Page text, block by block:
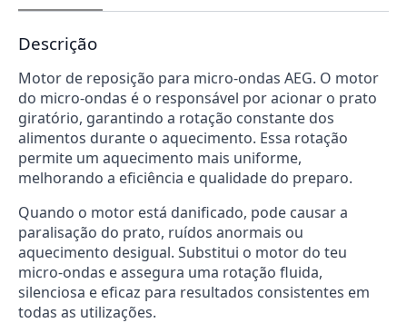
Descrição
Motor de reposição para micro-ondas AEG. O motor
do micro-ondas é o responsável por acionar o prato
giratório, garantindo a rotação constante dos
alimentos durante o aquecimento. Essa rotação
permite um aquecimento mais uniforme,
melhorando a eficiência e qualidade do preparo.
Quando o motor está danificado, pode causar a
paralisação do prato, ruídos anormais ou
aquecimento desigual. Substitui o motor do teu
micro-ondas e assegura uma rotação fluida,
silenciosa e eficaz para resultados consistentes em
todas as utilizações.